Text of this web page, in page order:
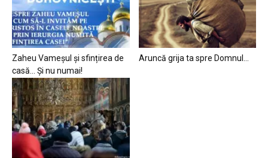
Zaheu Vameșul și sfințirea de
casă… Și nu numai!
Aruncă grija ta spre Domnul…